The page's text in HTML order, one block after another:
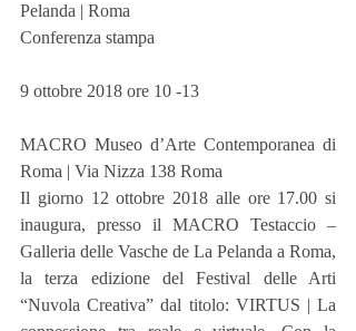
Pelanda | Roma
Conferenza stampa
9 ottobre 2018 ore 10 -13
MACRO Museo d’Arte Contemporanea di
Roma | Via Nizza 138 Roma
Il giorno 12 ottobre 2018 alle ore 17.00 si
inaugura, presso il MACRO Testaccio –
Galleria delle Vasche de La Pelanda a Roma,
la terza edizione del Festival delle Arti
“Nuvola Creativa” dal titolo: VIRTUS | La